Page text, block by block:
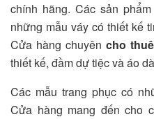
chính hãng. Các sản
những mẫu váy có thiết kế
Cửa hàng chuyêncho
thiết kế, đầm dự tiệc và áo
Các mẫu trang phục có
Cửa hàng mang đến cho